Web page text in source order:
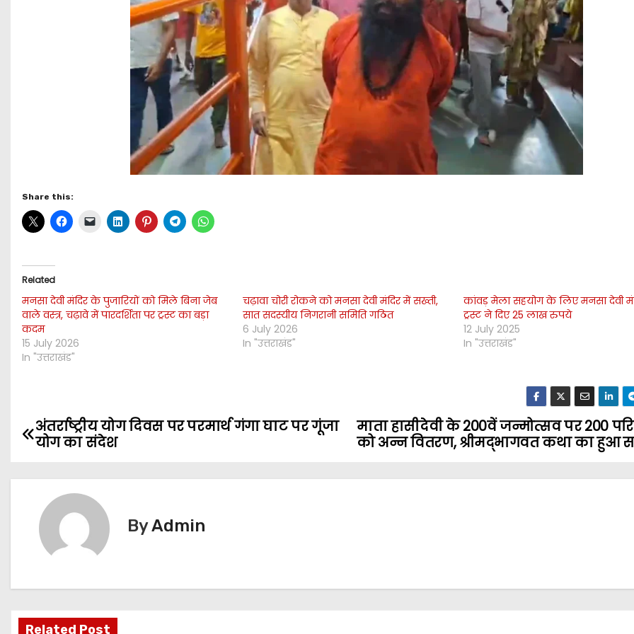
Share this:
Related
मनसा देवी मंदिर के पुजारियों को मिले बिना जेब
वाले वस्त्र, चढ़ावे में पारदर्शिता पर ट्रस्ट का बड़ा
कदम
15 July 2026
In "उत्तराखंड"
चढ़ावा चोरी रोकने को मनसा देवी मंदिर में सख्ती,
सात सदस्यीय निगरानी समिति गठित
6 July 2026
In "उत्तराखंड"
कांवड़ मेला सहयोग के लिए मनसा देवी
ट्रस्ट ने दिए 25 लाख रुपये
12 July 2025
In "उत्तराखंड"
P
v
माता हासीदेवी के 200वें जन्मोत्सव पर 200
को अन्न वितरण, श्रीमद्भागवत कथा का हुआ
अंतर्राष्ट्रीय योग दिवस पर परमार्थ गंगा घाट पर गूंजा
योग का संदेश
ByAdmin
Related Post